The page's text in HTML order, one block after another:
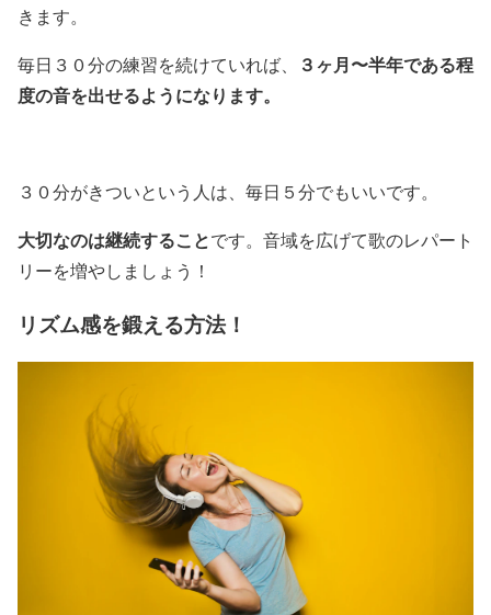
きます。
毎日３０分の練習を続けていれば、
３ヶ月〜半年である程
度の音を出せるようになります。
３０分がきついという人は、毎日５分でもいいです。
大切なのは継続することです。音域を広げて歌のレパート
リーを増やしましょう！
リズム感を鍛える方法！